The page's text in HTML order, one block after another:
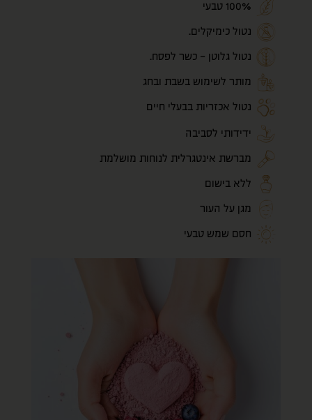
100% טבעי
נטול כימיקלים.
נטול גלוטן - כשר לפסח.
מותר לשימוש בשבת ובחג
נטול אכזריות בבעלי חיים
ידידותי לסביבה
מברשת אינטגרלית לנוחות מושלמת
ללא בישום
מגן על העור
חסם שמש טבעי